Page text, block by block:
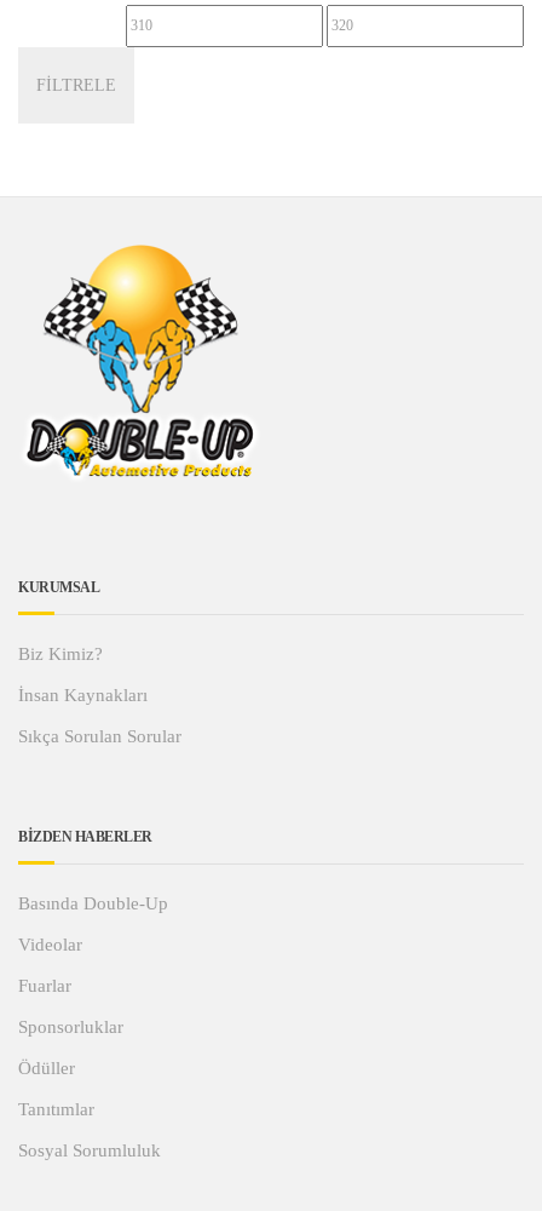
En En
FILTRELE
KURUMSAL
Biz Kimiz?
İnsan Kaynakları
Sıkça Sorulan Sorular
BİZDEN HABERLER
Basında Double-Up
Videolar
Fuarlar
Sponsorluklar
Ödüller
Tanıtımlar
Sosyal Sorumluluk